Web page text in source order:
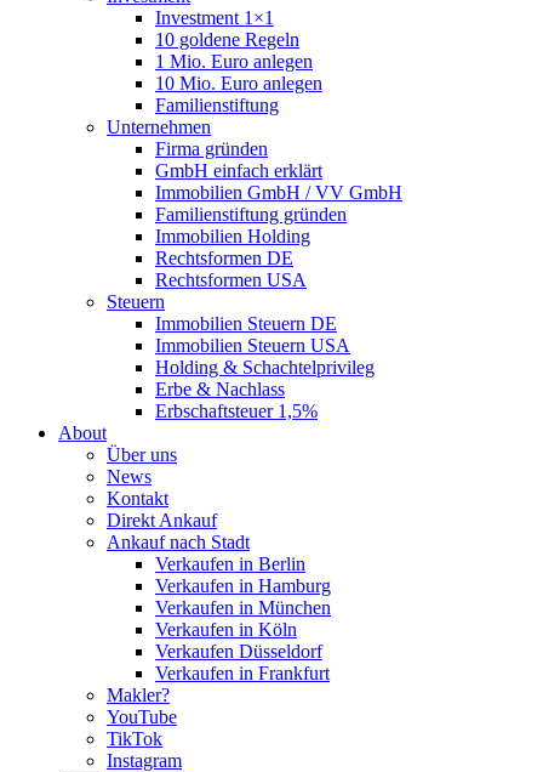
Investment 1×1
10 goldene Regeln
1 Mio. Euro anlegen
10 Mio. Euro anlegen
Familienstiftung
Unternehmen
Firma gründen
GmbH einfach erklärt
Immobilien GmbH / VV GmbH
Familienstiftung gründen
Immobilien Holding
Rechtsformen DE
Rechtsformen USA
Steuern
Immobilien Steuern DE
Immobilien Steuern USA
Holding & Schachtelprivileg
Erbe & Nachlass
Erbschaftsteuer 1,5%
About
Über uns
News
Kontakt
Direkt Ankauf
Ankauf nach Stadt
Verkaufen in Berlin
Verkaufen in Hamburg
Verkaufen in München
Verkaufen in Köln
Verkaufen Düsseldorf
Verkaufen in Frankfurt
Makler?
YouTube
TikTok
Instagram